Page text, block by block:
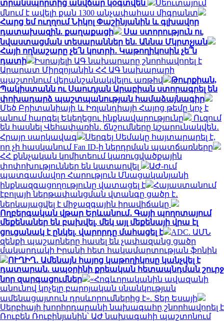
տրանսպորտից անվճար կօգտվեն
Սեուտայում
մնում է ավելի քան 1300 անչափահաս միգրանտ
Հարց եմ ուղղում Նիկոլ Փաշինյանին և գլխավոր
դատախազին. քաղաքացի
Սա ստորություն ու
նվաստացման տեսարաններ են. Աննա Մկրտչյան
Հայի ողնաշարը չե՛ն կոտրի․ Կաթողիկոսին չե՞ն
դատի
Իսրայելի ԱԳ նախարարը շնորհավորել է
Արարատ Միրզոյանին ՀՀ ԱԳ նախարարի
պաշտոնում վերանշանակվելու առթիվ
Թուրքիան,
Պակիստանն ու Սաուդյան Արաբիան ստորագրել են
փոխադարձ պաշտպանության համաձայնագիր
Մեծ Բրիտանիայի և Իռլանդիայի Հայոց թեմը կոչ է
անում հարգել Եկեղեցու ինքնավարությունը
Ուզում
են հասնել Վեհափառին․ ճնշումները կշարունակվեն․
Հրայր սարկավագ
Սերգեյ Սեմակը հայտարարել է,
որ չի հասկանում Fan ID-ի ներդրման պատճառները
ՀՀ քննչական կոմիտեում կառուցվածքային
փոփոխություններ են կատարվել
ԱԺ-ում
պատգամավոր Հարություն Մնացականյանի
ինքնազգացողությունը վատացել է
Հայաստանում
էբոլայի ներթափանցման վտանգը ցածր է․
ներկայացվել է միջազգային իրավիճակը
Ողբերգական վթար Երևանում․ Գայի պողոտայում
մեքենաներ են բախվել, մեկ այլ մեքենայի վրա էլ
ցուցանակ է ընկել. վարորդը մահացել է
ADC. ԱՄՆ
զենքի պաշարները հասել են չափազանց ցածր
մակարդակի Իրանի հետ հակամարտության ֆոնին
ՈՒՂԻՂ․ Ամենայն հայոց կաթողիկոսը կանչվել է
դատարան. ապօրինի քրեական հետապնդման շուրջ
նոր զարգացումներ
«Հոգևորականին ավազանի
անունով կոչելը բարոյական սնանկության
ամենացայտուն դրսևորումներից է». Տեր Եսայի
Սերբիայի խորհրդարանի նախագահը շնորհավորել է
Ռուբեն Ռուբինյանին՝ ԱԺ նախագահի պաշտոնում